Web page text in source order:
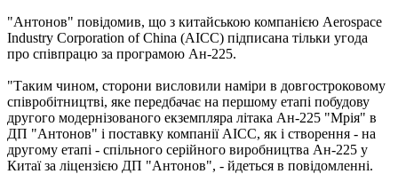
"Антонов" повідомив, що з китайською компанією Aerospace
Industry Corporation of China (AICC) підписана тільки угода
про співпрацю за програмою Ан-225.
"Таким чином, сторони висловили наміри в довгостроковому
співробітництві, яке передбачає на першому етапі побудову
другого модернізованого екземпляра літака Ан-225 "Мрія" в
ДП "Антонов" і поставку компанії AICC, як і створення - на
другому етапі - спільного серійного виробництва Ан-225 у
Китаї за ліцензією ДП "Антонов", - йдеться в повідомленні.